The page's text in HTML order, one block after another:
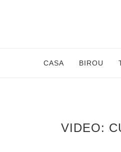
CASA BIROU
VIDEO: